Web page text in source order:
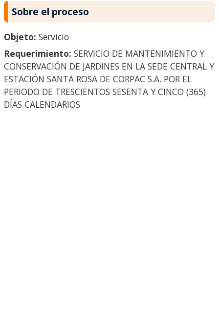
Sobre el proceso
Objeto: Servicio
Requerimiento: SERVICIO DE MANTENIMIENTO Y
CONSERVACIÓN DE JARDINES EN LA SEDE CENTRAL Y
ESTACIÓN SANTA ROSA DE CORPAC S.A. POR EL
PERIODO DE TRESCIENTOS SESENTA Y CINCO (365)
DÍAS CALENDARIOS